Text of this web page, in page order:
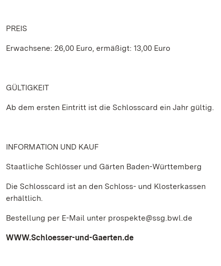
PREIS
Erwachsene: 26,00 Euro, ermäßigt: 13,00 Euro
GÜLTIGKEIT
Ab dem ersten Eintritt ist die Schlosscard ein Jahr gültig.
INFORMATION UND KAUF
Staatliche Schlösser und Gärten Baden-Württemberg
Die Schlosscard ist an den Schloss- und Klosterkassen
erhältlich.
Bestellung per E-Mail unter prospekte@ssg.bwl.de
WWW.Schloesser-und-Gaerten.de